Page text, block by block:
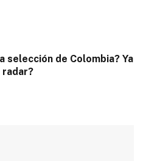
selección de Colombia? Ya
radar?